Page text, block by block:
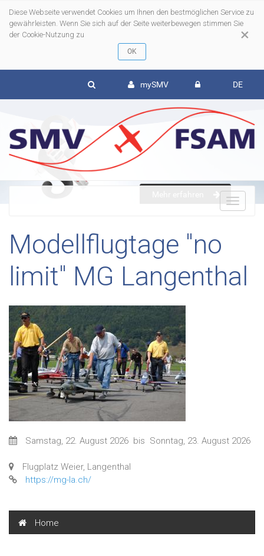
×
Diese Webseite verwendet Cookies um Ihnen den bestmöglichen Service zu
gewährleisten. Wenn Sie sich auf der Seite weiterbewegen stimmen Sie
der Cookie-Nutzung zu
mySMV DE
Modellflugtage "no
limit" MG Langenthal
Samstag, 22. August 2026 bis Sonntag, 23. August 2026
Flugplatz Weier, Langenthal
https://mg-la.ch/
Home